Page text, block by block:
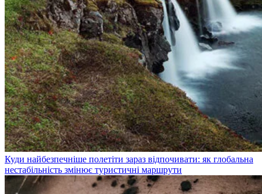
Куди найбезпечніше полетіти зараз відпочивати: як глобальна
нестабільність змінює туристичні маршрути